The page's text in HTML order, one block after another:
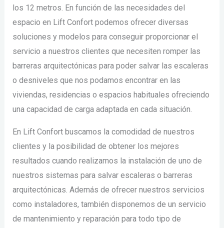
los 12 metros. En función de las necesidades del
espacio en Lift Confort podemos ofrecer diversas
soluciones y modelos para conseguir proporcionar el
servicio a nuestros clientes que necesiten romper las
barreras arquitectónicas para poder salvar las escaleras
o desniveles que nos podamos encontrar en las
viviendas, residencias o espacios habituales ofreciendo
una capacidad de carga adaptada en cada situación.
En Lift Confort buscamos la comodidad de nuestros
clientes y la posibilidad de obtener los mejores
resultados cuando realizamos la instalación de uno de
nuestros sistemas para salvar escaleras o barreras
arquitectónicas. Además de ofrecer nuestros servicios
como instaladores, también disponemos de un servicio
de mantenimiento y reparación para todo tipo de